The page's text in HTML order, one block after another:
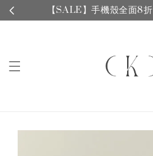
【SALE】手機殼全面8折